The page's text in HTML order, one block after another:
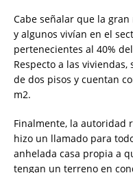
Cabe señalar que la
y algunos vivían en el
pertenecientes al 40%
Respecto a las
de dos pisos y cuentan
m2.
Finalmente, la autoridad
hizo un llamado para
anhelada casa propia a
tengan un terreno en